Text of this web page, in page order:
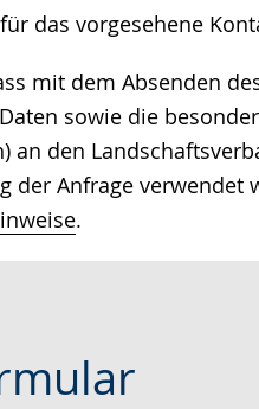
das vorgesehene
mit dem Absenden
sowie die
an den
der Anfrage verwendet
.